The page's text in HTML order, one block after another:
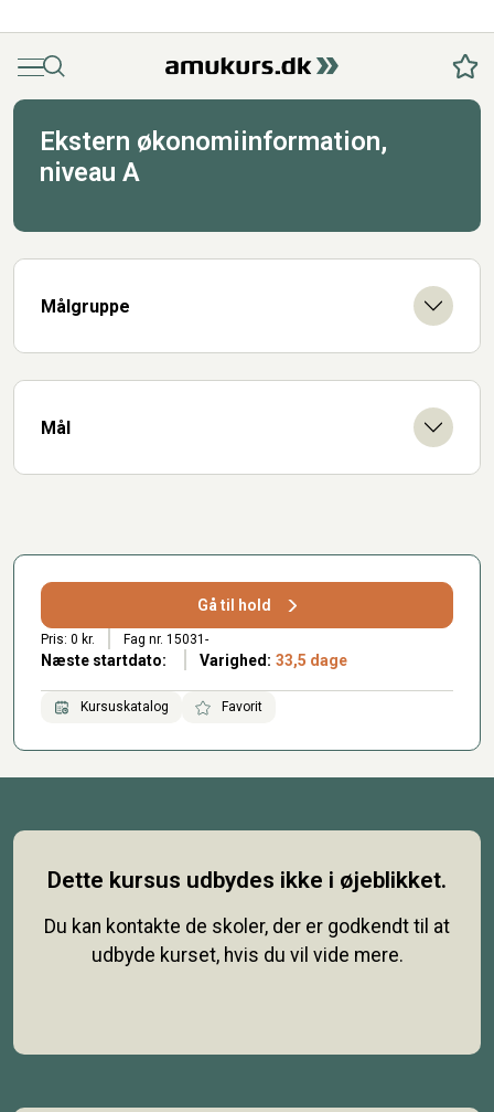
MenuSøg
Ekstern økonomiinformation,
niveau A
Målgruppe
Mål
Gå til hold
Pris: 0 kr. Fag nr. 15031-
Næste startdato: Varighed: 33,5 dage
Kursuskatalog Favorit
Dette kursus udbydes ikke i øjeblikket.
Du kan kontakte de skoler, der er godkendt til at
udbyde kurset, hvis du vil vide mere.